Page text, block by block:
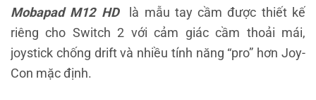
Mobapad M12 HDlà mẫu tay cầm được thiết kế
riêng cho Switch 2 với cảm giác cầm thoải mái,
joystick chống drift và nhiều tính năng “pro” hơn Joy-
Con mặc định.